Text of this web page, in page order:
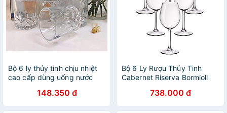
Bộ 6 ly thủy tinh chịu nhiệt
cao cấp dùng uống nước
148.350 đ
Bộ 6 Ly Rượu Thủy Tinh
Cabernet Riserva Bormioli
(370ml / Ly / Ly)
738.000 đ